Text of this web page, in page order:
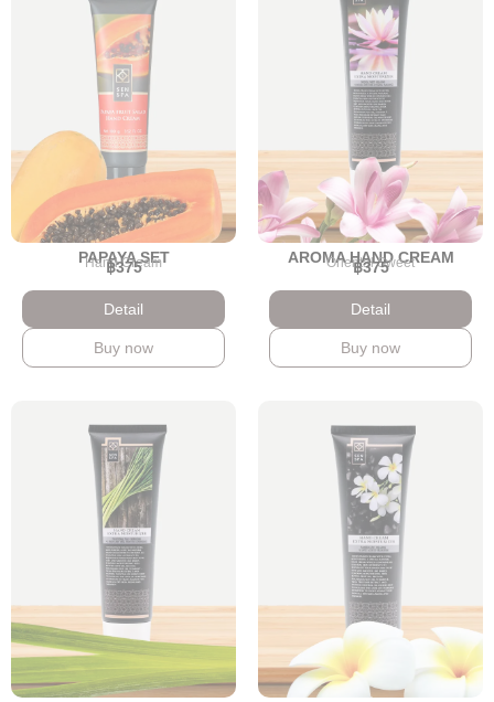
PAPAYA SET
Hand Cream
฿375
Detail
Buy now
AROMA HAND CREAM
Oriental Sweet
฿375
Detail
Buy now